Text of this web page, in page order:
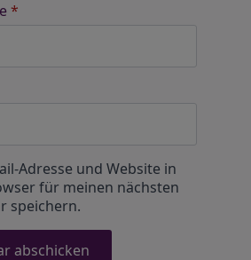
*
Adresse und Website in
für meinen nächsten
speichern.